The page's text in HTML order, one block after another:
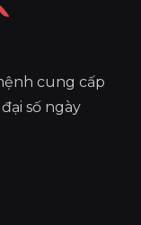
cung cấp
số ngày